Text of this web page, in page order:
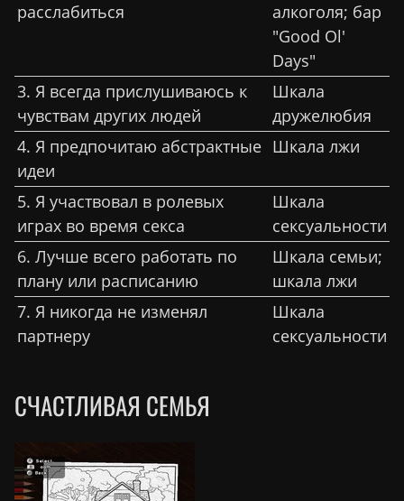
расслабиться
алкоголя; бар
"Good Ol'
Days"
3. Я всегда прислушиваюсь к
чувствам других людей
Шкала
дружелюбия
4. Я предпочитаю абстрактные
идеи
Шкала лжи
5. Я участвовал в ролевых
играх во время секса
Шкала
сексуальности
6. Лучше всего работать по
плану или расписанию
Шкала семьи;
шкала лжи
7. Я никогда не изменял
партнеру
Шкала
сексуальности
СЧАСТЛИВАЯ СЕМЬЯ